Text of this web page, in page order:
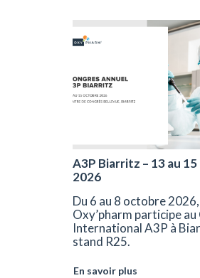
A3P Biarritz – 13 au
2026
Du 6 au 8 octobre 2026,
Oxy’pharm participe
International A3P à
stand R25.
En savoir plus